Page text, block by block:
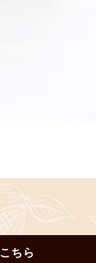
ちら